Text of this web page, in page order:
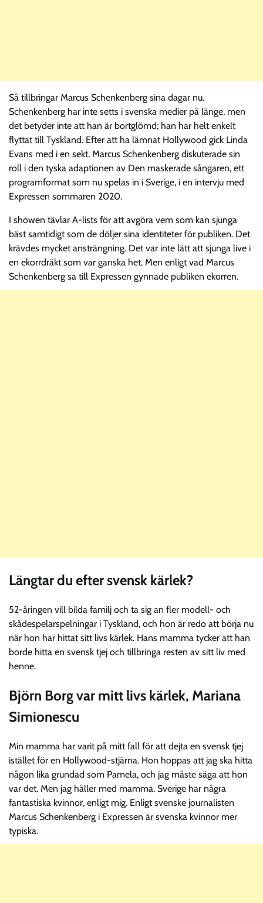
Så tillbringar Marcus Schenkenberg sina dagar nu.
Schenkenberg har inte setts i svenska medier på länge, men
det betyder inte att han är bortglömd; han har helt enkelt
flyttat till Tyskland. Efter att ha lämnat Hollywood gick Linda
Evans med i en sekt. Marcus Schenkenberg diskuterade sin
roll i den tyska adaptionen av Den maskerade sångaren, ett
programformat som nu spelas in i Sverige, i en intervju med
Expressen sommaren 2020.
I showen tävlar A-lists för att avgöra vem som kan sjunga
bäst samtidigt som de döljer sina identiteter för publiken. Det
krävdes mycket ansträngning. Det var inte lätt att sjunga live i
en ekorrdräkt som var ganska het. Men enligt vad Marcus
Schenkenberg sa till Expressen gynnade publiken ekorren.
Längtar du efter svensk kärlek?
52-åringen vill bilda familj och ta sig an fler modell- och
skådespelarspelningar i Tyskland, och hon är redo att börja nu
när hon har hittat sitt livs kärlek. Hans mamma tycker att han
borde hitta en svensk tjej och tillbringa resten av sitt liv med
henne.
Björn Borg var mitt livs kärlek, Mariana
Simionescu
Min mamma har varit på mitt fall för att dejta en svensk tjej
istället för en Hollywood-stjärna. Hon hoppas att jag ska hitta
någon lika grundad som Pamela, och jag måste säga att hon
var det. Men jag håller med mamma. Sverige har några
fantastiska kvinnor, enligt mig. Enligt svenske journalisten
Marcus Schenkenberg i Expressen är svenska kvinnor mer
typiska.